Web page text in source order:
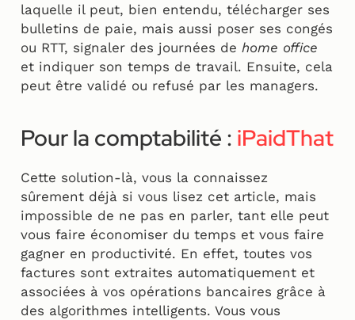
laquelle il peut, bien entendu, télécharger ses
bulletins de paie, mais aussi poser ses congés
ou RTT, signaler des journées de home office
et indiquer son temps de travail. Ensuite, cela
peut être validé ou refusé par les managers.
Pour la comptabilité : iPaidThat
Cette solution-là, vous la connaissez
sûrement déjà si vous lisez cet article, mais
impossible de ne pas en parler, tant elle peut
vous faire économiser du temps et vous faire
gagner en productivité. En effet, toutes vos
factures sont extraites automatiquement et
associées à vos opérations bancaires grâce à
des algorithmes intelligents. Vous vous